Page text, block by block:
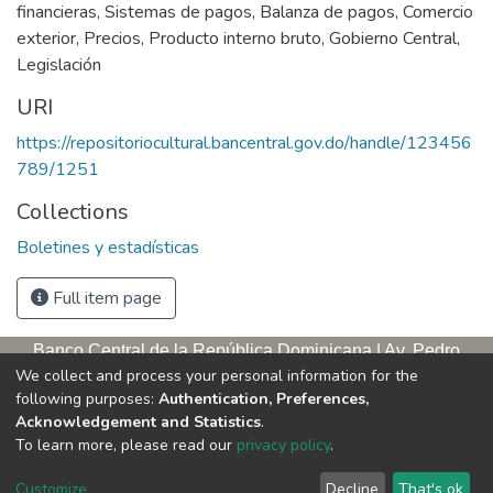
financieras, Sistemas de pagos, Balanza de pagos, Comercio
exterior, Precios, Producto interno bruto, Gobierno Central,
Legislación
URI
https://repositoriocultural.bancentral.gov.do/handle/123456
789/1251
Collections
Boletines y estadísticas
Full item page
Banco Central de la República Dominicana | Av. Pedro
Henríquez Ureña, esq. Av. Leopoldo Navarro. Antigua sede,
tercer piso
Apartado postal, 1347 | Santo Domingo de Guzmán, D. N.,
República Dominicana | Teléfono: 809-221-9111 Exts.: 3653 y
We collect and process your personal information for the
following purposes: Authentication, Preferences,
Acknowledgement and Statistics.
To learn more, please read our privacy policy.